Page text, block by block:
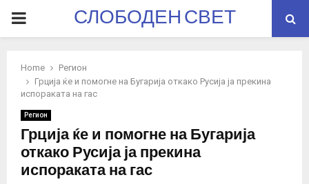
PRIMARYСЛОБОДЕН СВЕТ
Home
Регион
Грција ќе и помогне на Бугарија откако Русија ја прекина
испораката на гас
Регион
Грција ќе и помогне на Бугарија
откако Русија ја прекина
испораката на гас